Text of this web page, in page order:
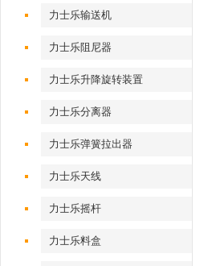
力士乐输送机
力士乐阻尼器
力士乐升降旋转装置
力士乐分离器
力士乐弹簧拉出器
力士乐天线
力士乐摇杆
力士乐料盒